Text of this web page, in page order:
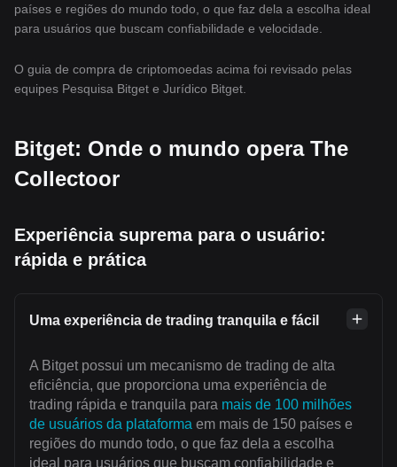
países e regiões do mundo todo, o que faz dela a escolha ideal
para usuários que buscam confiabilidade e velocidade.
O guia de compra de criptomoedas acima foi revisado pelas
equipes Pesquisa Bitget e Jurídico Bitget.
Bitget: Onde o mundo opera The
Collectoor
Experiência suprema para o usuário:
rápida e prática
Uma experiência de trading tranquila e fácil
A Bitget possui um mecanismo de trading de alta
eficiência, que proporciona uma experiência de
trading rápida e tranquila para mais de 100 milhões
de usuários da plataforma em mais de 150 países e
regiões do mundo todo, o que faz dela a escolha
ideal para usuários que buscam confiabilidade e